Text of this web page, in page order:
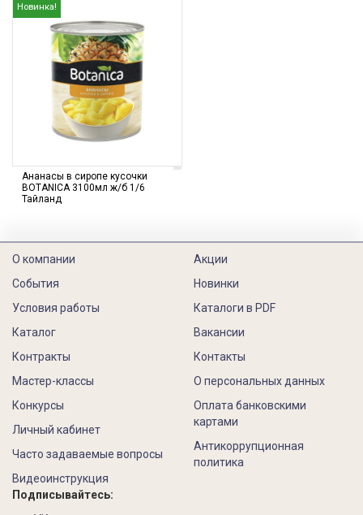
Новинка!
Ананасы в сиропе кусочки
BOTANICA 3100мл ж/б 1/6
Тайланд
О компании
События
Условия работы
Каталог
Контракты
Акции
Новинки
Каталоги в PDF
Вакансии
Контакты
Мастер-классы
Конкурсы
Личный кабинет
Часто задаваемые вопросы
Видеоинструкция
О персональных данных
Оплата банковскими
картами
Антикоррупционная
политика
Подписывайтесь: